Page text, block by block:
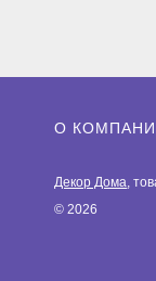
О
Декор Дома,
© 2026